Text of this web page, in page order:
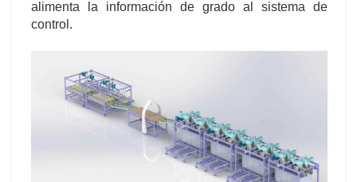
alimenta la información de grado al sistema de
control.